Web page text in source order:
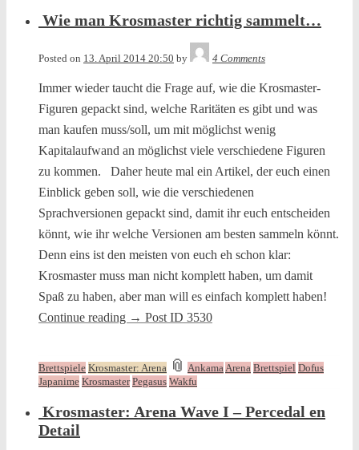
Wie man Krosmaster richtig sammelt…
Posted on 13. April 2014 20:50 by
4 Comments
Immer wieder taucht die Frage auf, wie die Krosmaster-
Figuren gepackt sind, welche Raritäten es gibt und was
man kaufen muss/soll, um mit möglichst wenig
Kapitalaufwand an möglichst viele verschiedene Figuren
zu kommen. Daher heute mal ein Artikel, der euch einen
Einblick geben soll, wie die verschiedenen
Sprachversionen gepackt sind, damit ihr euch entscheiden
könnt, wie ihr welche Versionen am besten sammeln könnt.
Denn eins ist den meisten von euch eh schon klar:
Krosmaster muss man nicht komplett haben, um damit
Spaß zu haben, aber man will es einfach komplett haben!
Continue reading → Post ID 3530
Brettspiele Krosmaster: Arena 📎 and
tagged
AnkamaArena Brettspiel Dofus
Japanime Krosmaster Pegasus Wakfu
Krosmaster: Arena Wave I – Percedal en
Detail